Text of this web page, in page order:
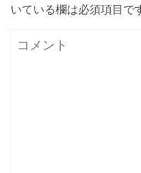
いている欄は必須項目で